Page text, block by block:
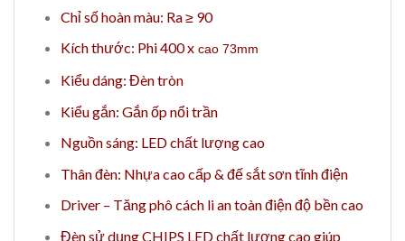
Chỉ số hoàn màu: Ra ≥ 90
Kích thước: Phi 400 xcao 73mm
Kiểu dáng: Đèn tròn
Kiểu gắn: Gắn ốp nổi trần
Nguồn sáng: LED chất lượng cao
Thân đèn: Nhựa cao cấp & đế sắt sơn tĩnh điện
Driver – Tăng phô cách li an toàn điện độ bền cao
Đèn sử dụng CHIPS LED chất lượng cao giúp